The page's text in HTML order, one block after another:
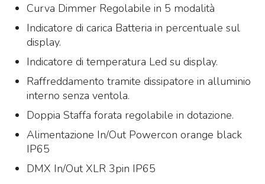
Curva Dimmer Regolabile in 5 modalità
Indicatore di carica Batteria in percentuale sul
display.
Indicatore di temperatura Led su display.
Raffreddamento tramite dissipatore in alluminio
interno senza ventola.
Doppia Staffa forata regolabile in dotazione.
Alimentazione In/Out Powercon orange black
IP65
DMX In/Out XLR 3pin IP65